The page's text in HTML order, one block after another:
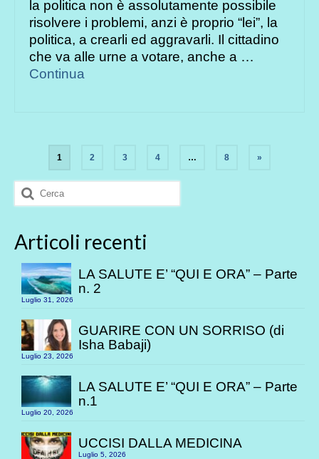
la politica non è assolutamente possibile
risolvere i problemi, anzi è proprio “lei”, la
politica, a crearli ed aggravarli. Il cittadino
che va alle urne a votare, anche a …
Continua
Paginazione
degli
articoli
1 2 3 4 … 8 »
Cerca:
Articoli recenti
LA SALUTE E’ “QUI E ORA” – Parte
n. 2
Luglio 31, 2026
GUARIRE CON UN SORRISO (di
Isha Babaji)
Luglio 23, 2026
LA SALUTE E’ “QUI E ORA” – Parte
n.1
Luglio 20, 2026
UCCISI DALLA MEDICINA
Luglio 5, 2026